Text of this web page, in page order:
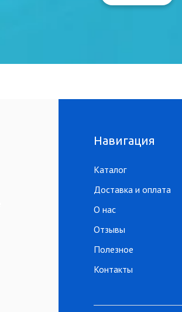
Навигация
Каталог
Доставка и оплата
О нас
Отзывы
Полезное
Контакты